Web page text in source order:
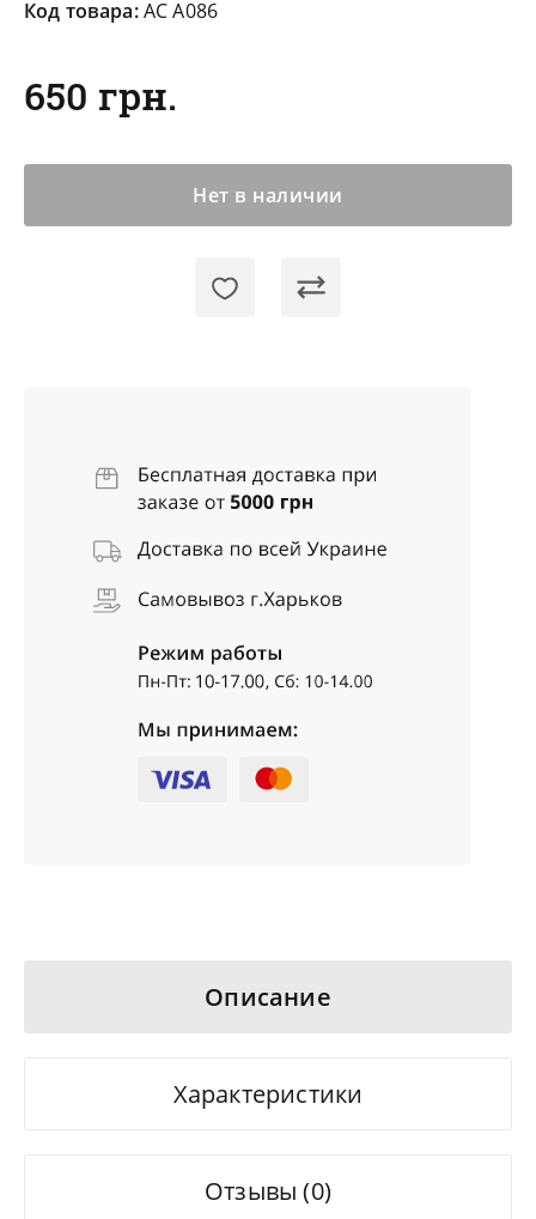
Код товара:AC A086
650 грн.
Нет в наличии
Описание
Характеристики
Отзывы (0)